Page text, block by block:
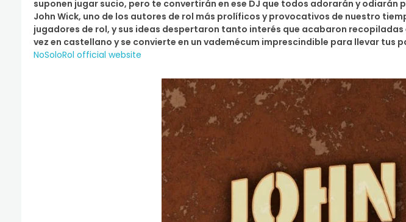
suponen jugar sucio, pero te convertirán en ese DJ que todos adorarán y odiarán
John Wick, uno de los autores de rol más prolíficos y provocativos de nuestro
jugadores de rol, y sus ideas despertaron tanto interés que acabaron
vez en castellano y se convierte en un vademécum imprescindible para llevar tus
NoSoloRol official website